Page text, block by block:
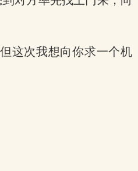
这次我想向你求一个机